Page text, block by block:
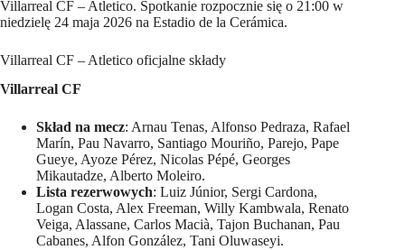
Villarreal CF – Atletico. Spotkanie rozpocznie się o 21:00 w
niedzielę 24 maja 2026 na Estadio de la Cerámica.
Villarreal CF – Atletico oficjalne składy
Villarreal CF
Skład na mecz: Arnau Tenas, Alfonso Pedraza, Rafael
Marín, Pau Navarro, Santiago Mouriño, Parejo, Pape
Gueye, Ayoze Pérez, Nicolas Pépé, Georges
Mikautadze, Alberto Moleiro.
Lista rezerwowych: Luiz Júnior, Sergi Cardona,
Logan Costa, Alex Freeman, Willy Kambwala, Renato
Veiga, Alassane, Carlos Macià, Tajon Buchanan, Pau
Cabanes, Alfon González, Tani Oluwaseyi.